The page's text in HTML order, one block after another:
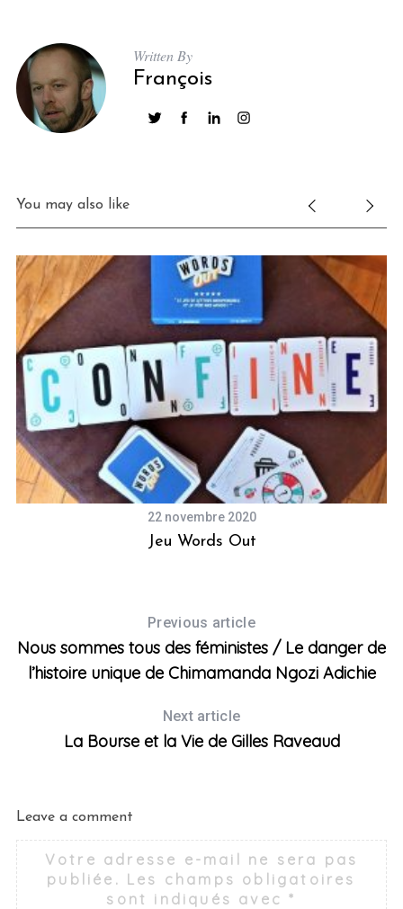
Written By
François
You may also like
22 novembre 2020
Jeu Words Out
Previous article
Nous sommes tous des féministes / Le danger de
l’histoire unique de Chimamanda Ngozi Adichie
Next article
La Bourse et la Vie de Gilles Raveaud
Leave a comment
Votre adresse e-mail ne sera pas
publiée. Les champs obligatoires
sont indiqués avec*